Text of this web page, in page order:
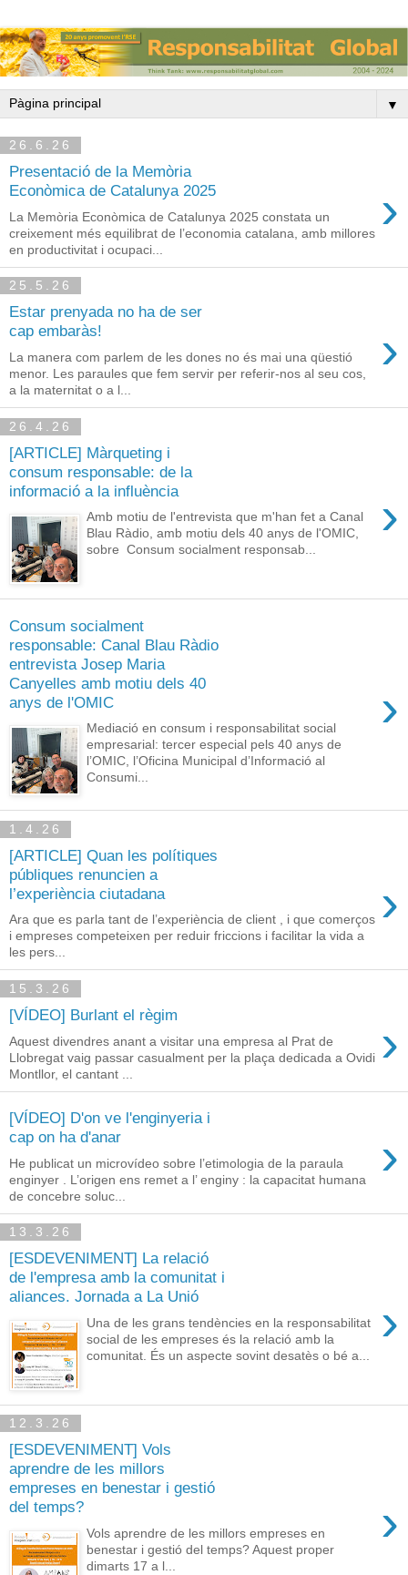
▼
26.6.26
Presentació de la Memòria
Econòmica de Catalunya 2025
›
La Memòria Econòmica de Catalunya 2025 constata un
creixement més equilibrat de l’economia catalana, amb millores
en productivitat i ocupaci...
25.5.26
Estar prenyada no ha de ser
cap embaràs!
›
La manera com parlem de les dones no és mai una qüestió
menor. Les paraules que fem servir per referir-nos al seu cos,
a la maternitat o a l...
26.4.26
[ARTICLE] Màrqueting i
consum responsable: de la
informació a la influència
›
Amb motiu de l'entrevista que m'han fet a Canal
Blau Ràdio, amb motiu dels 40 anys de l'OMIC,
sobre Consum socialment responsab...
Consum socialment
responsable: Canal Blau Ràdio
entrevista Josep Maria
Canyelles amb motiu dels 40
anys de l'OMIC
›
Mediació en consum i responsabilitat social
empresarial: tercer especial pels 40 anys de
l’OMIC, l’Oficina Municipal d’Informació al
Consumi...
1.4.26
[ARTICLE] Quan les polítiques
públiques renuncien a
l’experiència ciutadana
›
Ara que es parla tant de l’experiència de client , i que comerços
i empreses competeixen per reduir friccions i facilitar la vida a
les pers...
15.3.26
[VÍDEO] Burlant el règim ›
Aquest divendres anant a visitar una empresa al Prat de
Llobregat vaig passar casualment per la plaça dedicada a Ovidi
Montllor, el cantant ...
[VÍDEO] D'on ve l'enginyeria i
cap on ha d'anar
›
He publicat un microvídeo sobre l’etimologia de la paraula
enginyer . L’origen ens remet a l’ enginy : la capacitat humana
de concebre soluc...
13.3.26
[ESDEVENIMENT] La relació
de l'empresa amb la comunitat i
aliances. Jornada a La Unió
›
Una de les grans tendències en la responsabilitat
social de les empreses és la relació amb la
comunitat. És un aspecte sovint desatès o bé a...
12.3.26
[ESDEVENIMENT] Vols
aprendre de les millors
empreses en benestar i gestió
del temps?
›
Vols aprendre de les millors empreses en
benestar i gestió del temps? Aquest proper
dimarts 17 a l...